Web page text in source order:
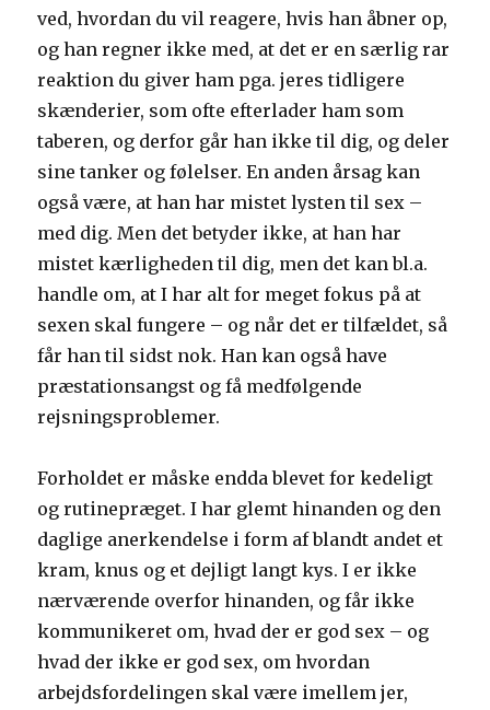
ved, hvordan du vil reagere, hvis han åbner op,
og han regner ikke med, at det er en særlig rar
reaktion du giver ham pga. jeres tidligere
skænderier, som ofte efterlader ham som
taberen, og derfor går han ikke til dig, og deler
sine tanker og følelser. En anden årsag kan
også være, at han har mistet lysten til sex –
med dig. Men det betyder ikke, at han har
mistet kærligheden til dig, men det kan bl.a.
handle om, at I har alt for meget fokus på at
sexen skal fungere – og når det er tilfældet, så
får han til sidst nok. Han kan også have
præstationsangst og få medfølgende
rejsningsproblemer.
Forholdet er måske endda blevet for kedeligt
og rutinepræget. I har glemt hinanden og den
daglige anerkendelse i form af blandt andet et
kram, knus og et dejligt langt kys. I er ikke
nærværende overfor hinanden, og får ikke
kommunikeret om, hvad der er god sex – og
hvad der ikke er god sex, om hvordan
arbejdsfordelingen skal være imellem jer,